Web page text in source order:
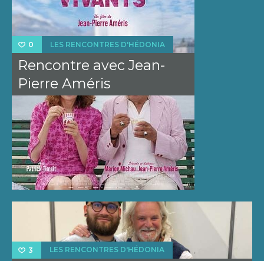
0 LES RENCONTRES D'HÉDONIA
Rencontre avec Jean-
Pierre Améris
3 LES RENCONTRES D'HÉDONIA